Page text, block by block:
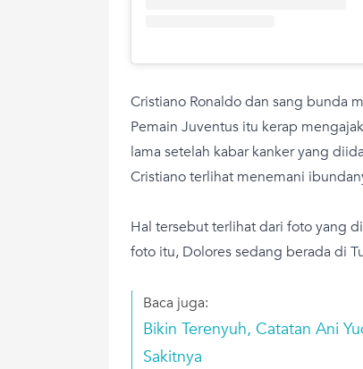
Cristiano Ronaldo dan sang bunda
Pemain Juventus itu kerap
lama setelah kabar kanker yang
Cristiano terlihat menemani
Hal tersebut terlihat dari foto yang
foto itu, Dolores sedang berada di
Baca juga:
Bikin Terenyuh, Catatan Ani
Sakitnya